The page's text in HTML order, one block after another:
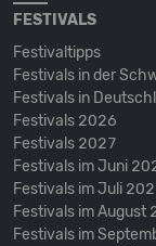
FESTIVALS
Festivaltipps
Festivals in der
Festivals in
Festivals 2026
Festivals 2027
Festivals im Juni
Festivals im Juli
Festivals im August
Festivals im